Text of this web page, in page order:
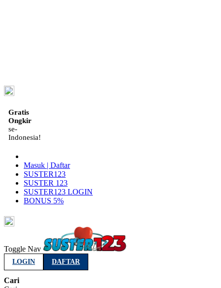
Gratis
Ongkir
se-
Indonesia!
Masuk | Daftar
SUSTER123
SUSTER 123
SUSTER123 LOGIN
BONUS 5%
Toggle Nav
LOGIN DAFTAR
Cari